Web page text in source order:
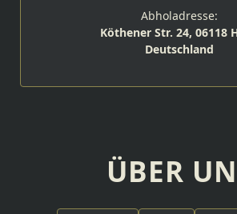
Abholadresse:
Köthener Str. 24, 06118
Deutschland
ÜBER